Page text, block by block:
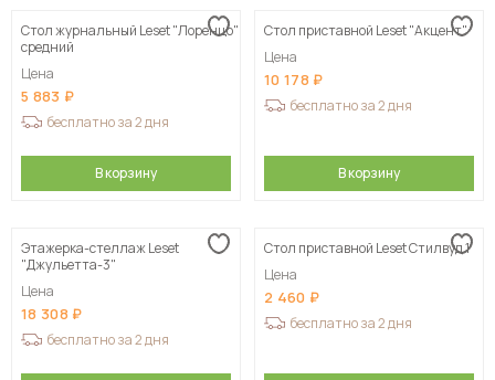
Стол журнальный Leset "Лоренцо"
средний
Цена
5 883
бесплатно за 2 дня
В корзину
Стол приставной Leset "Акцент"
Цена
10 178
бесплатно за 2 дня
В корзину
Этажерка-стеллаж Leset
"Джульетта-3"
Цена
18 308
бесплатно за 2 дня
Стол приставной Leset Стилвуд 1
Цена
2 460
бесплатно за 2 дня